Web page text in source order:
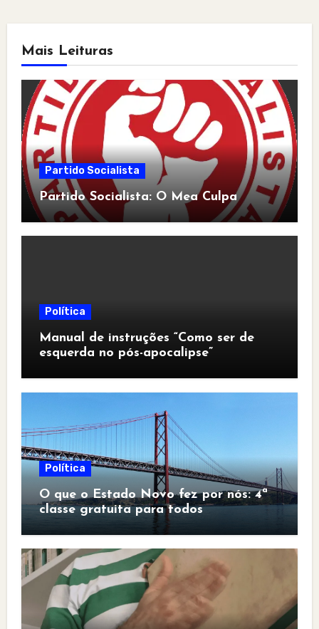
Mais Leituras
Partido Socialista
Partido Socialista: O Mea Culpa
Política
Manual de instruções “Como ser de
esquerda no pós-apocalipse”
Política
O que o Estado Novo fez por nós: 4ª
classe gratuita para todos